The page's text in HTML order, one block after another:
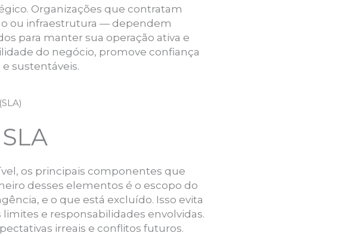
Organizações que contratam
ou infraestrutura — dependem
para manter sua operação ativa e
do negócio, promove confiança
sustentáveis.
os principais componentes que
desses elementos é o escopo do
e o que está excluído. Isso evita
e responsabilidades envolvidas.
irreais e conflitos futuros.